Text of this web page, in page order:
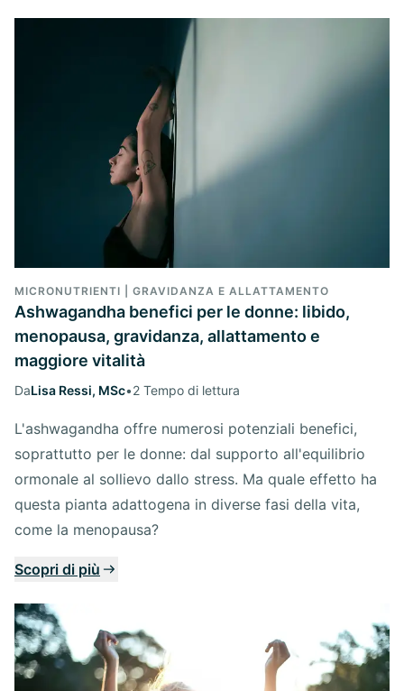
MICRONUTRIENTI | GRAVIDANZA E ALLATTAMENTO
Ashwagandha benefici per le donne: libido,
menopausa, gravidanza, allattamento e
maggiore vitalità
DaLisa Ressi, MSc•2 Tempo di lettura
L'ashwagandha offre numerosi potenziali benefici,
soprattutto per le donne: dal supporto all'equilibrio
ormonale al sollievo dallo stress. Ma quale effetto ha
questa pianta adattogena in diverse fasi della vita,
come la menopausa?
Scopri di più